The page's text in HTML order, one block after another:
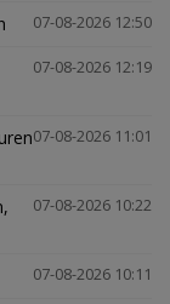
07-08-2026 12:50
07-08-2026 12:19
07-08-2026 11:01
07-08-2026 10:22
07-08-2026 10:11